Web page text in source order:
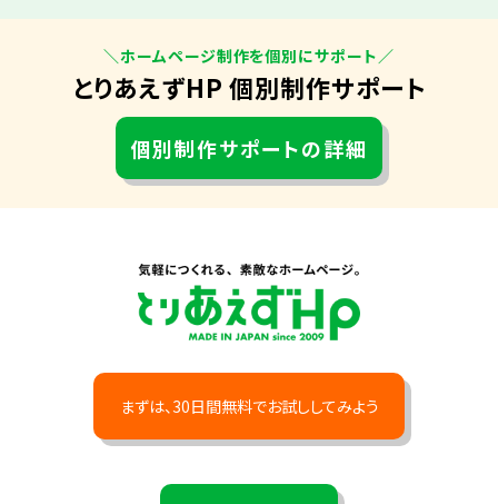
＼ホームページ制作を個別にサポート／
とりあえずHP 個別制作サポート
個別制作サポートの詳細
まずは、30日間無料でお試ししてみよう